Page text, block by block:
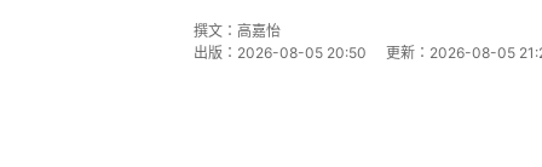
撰文： 高嘉怡
出版： 2026-08-05 20:50 更新： 2026-08-05